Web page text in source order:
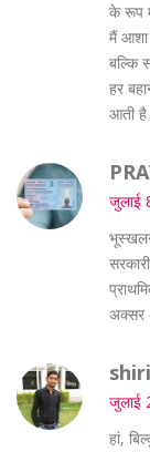
के रूप
मैं आशा
बल्कि
हर
आती
जुलाई
अक्सर
जुलाई
हां,